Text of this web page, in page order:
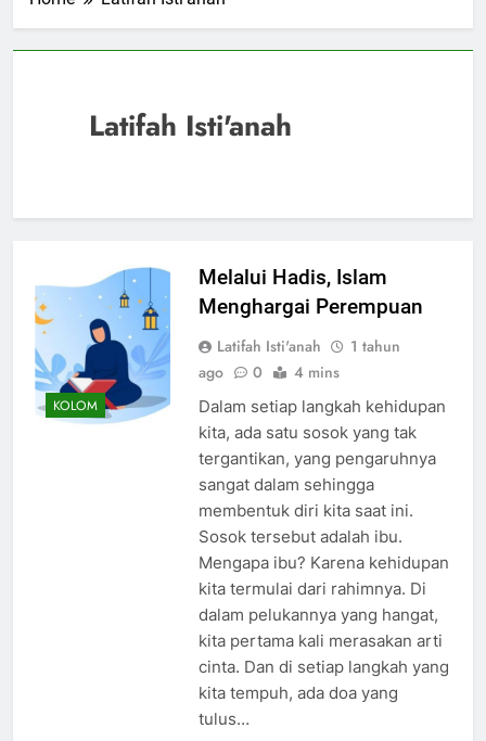
Latifah Isti'anah
KOLOM
Melalui Hadis, Islam
Menghargai Perempuan
Latifah Isti'anah
1 tahun
ago
0 4 mins
Dalam setiap langkah kehidupan
kita, ada satu sosok yang tak
tergantikan, yang pengaruhnya
sangat dalam sehingga
membentuk diri kita saat ini.
Sosok tersebut adalah ibu.
Mengapa ibu? Karena kehidupan
kita termulai dari rahimnya. Di
dalam pelukannya yang hangat,
kita pertama kali merasakan arti
cinta. Dan di setiap langkah yang
kita tempuh, ada doa yang
tulus…